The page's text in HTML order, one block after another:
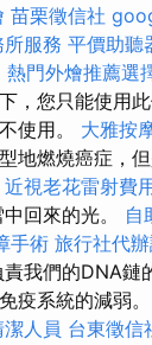
苗栗徵信社
服務 平價助聽
熱門外燴推薦選
，您只能使用
使用。 大雅按
地燃燒癌症，
近視老花雷射費
回來的光。 自
手術 旅行社代
我們的DNA鏈
疫系統的減弱
潔人員 台東徵信